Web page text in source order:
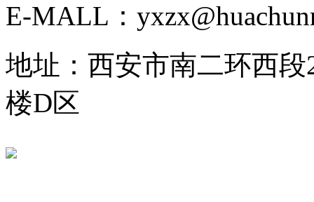
E-MALL：
地址：西安市南二环西
楼D区